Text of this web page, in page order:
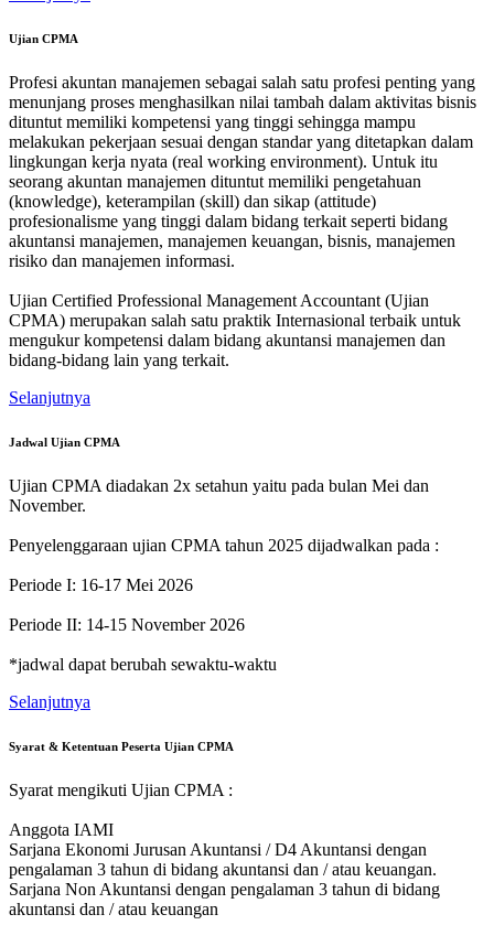
Ujian CPMA
Profesi akuntan manajemen sebagai salah satu profesi penting yang
menunjang proses menghasilkan nilai tambah dalam aktivitas bisnis
dituntut memiliki kompetensi yang tinggi sehingga mampu
melakukan pekerjaan sesuai dengan standar yang ditetapkan dalam
lingkungan kerja nyata (real working environment). Untuk itu
seorang akuntan manajemen dituntut memiliki pengetahuan
(knowledge), keterampilan (skill) dan sikap (attitude)
profesionalisme yang tinggi dalam bidang terkait seperti bidang
akuntansi manajemen, manajemen keuangan, bisnis, manajemen
risiko dan manajemen informasi.
Ujian Certified Professional Management Accountant (Ujian
CPMA) merupakan salah satu praktik Internasional terbaik untuk
mengukur kompetensi dalam bidang akuntansi manajemen dan
bidang-bidang lain yang terkait.
Selanjutnya
Jadwal Ujian CPMA
Ujian CPMA diadakan 2x setahun yaitu pada bulan Mei dan
November.
Penyelenggaraan ujian CPMA tahun 2025 dijadwalkan pada :
Periode I: 16-17 Mei 2026
Periode II: 14-15 November 2026
*jadwal dapat berubah sewaktu-waktu
Selanjutnya
Syarat & Ketentuan Peserta Ujian CPMA
Syarat mengikuti Ujian CPMA :
Anggota IAMI
Sarjana Ekonomi Jurusan Akuntansi / D4 Akuntansi dengan
pengalaman 3 tahun di bidang akuntansi dan / atau keuangan.
Sarjana Non Akuntansi dengan pengalaman 3 tahun di bidang
akuntansi dan / atau keuangan